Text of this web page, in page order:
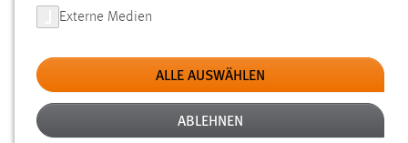
Zeitraum
Externe Medien
ALLE AUSWÄHLEN
ABLEHNEN